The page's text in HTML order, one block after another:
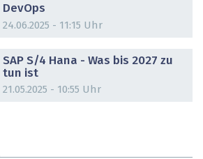
DevOps
24.06.2025 - 11:15 Uhr
SAP S/4 Hana - Was bis 2027 zu
tun ist
21.05.2025 - 10:55 Uhr